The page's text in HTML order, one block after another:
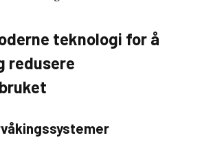
teknologi for å
redusere